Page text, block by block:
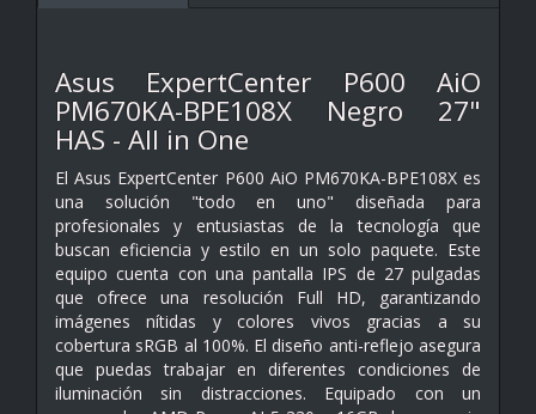
Asus ExpertCenter P600 AiO
PM670KA-BPE108X Negro 27"
HAS - All in One
El Asus ExpertCenter P600 AiO PM670KA-BPE108X es
una solución "todo en uno" diseñada para
profesionales y entusiastas de la tecnología que
buscan eficiencia y estilo en un solo paquete. Este
equipo cuenta con una pantalla IPS de 27 pulgadas
que ofrece una resolución Full HD, garantizando
imágenes nítidas y colores vivos gracias a su
cobertura sRGB al 100%. El diseño anti-reflejo asegura
que puedas trabajar en diferentes condiciones de
iluminación sin distracciones. Equipado con un